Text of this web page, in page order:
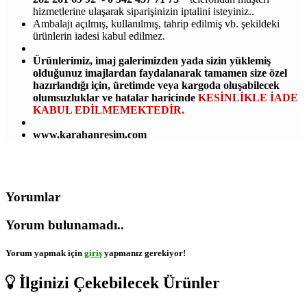
hizmetlerine ulaşarak siparişinizin iptalini isteyiniz..
Ambalajı açılmış, kullanılmış, tahrip edilmiş vb. şekildeki
ürünlerin iadesi kabul edilmez.
Ürünlerimiz, imaj galerimizden yada sizin yüklemiş
olduğunuz imajlardan faydalanarak tamamen size özel
hazırlandığı için, üretimde veya kargoda oluşabilecek
olumsuzluklar ve hatalar haricinde KESİNLİKLE İADE
KABUL EDİLMEMEKTEDİR.
www.karahanresim.com
Yorumlar
Yorum bulunamadı..
Yorum yapmak için giriş yapmanız gerekiyor!
İlginizi Çekebilecek Ürünler